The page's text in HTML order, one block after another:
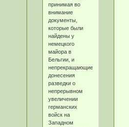
принимая во
внимание
документы,
которые были
найдены у
немецкого
майора в
Бельгии, и
непрекращающиеся
донесения
разведки о
непрерывном
увеличении
германских
войск на
Западном